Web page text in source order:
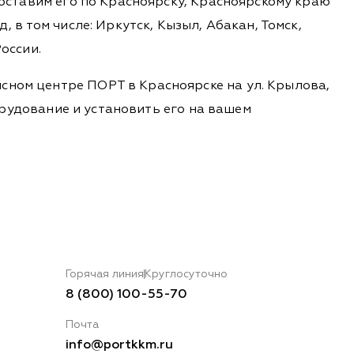
в том числе: Иркутск, Кызыл, Абакан, Томск,
центре ПОРТ в Красноярске на ул. Крылова,
и установить его на вашем
Горячая линия Круглосуточно
8 (800) 100-55-70
Почта
info@portkkm.ru